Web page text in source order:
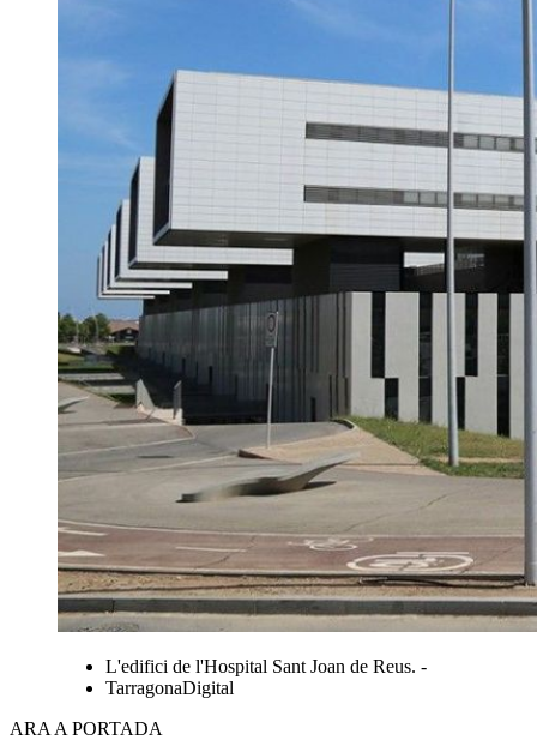
L'edifici de l'Hospital Sant Joan de Reus. -
TarragonaDigital
ARA A PORTADA